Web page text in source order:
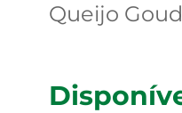
Queijo